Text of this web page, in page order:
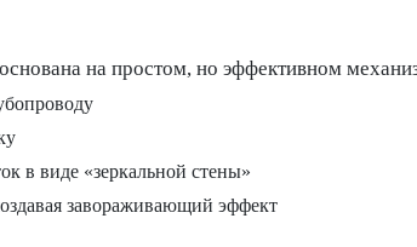
на простом, но эффективном
в виде «зеркальной стены»
завораживающий эффект